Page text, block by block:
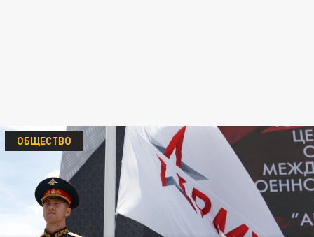
ОБЩЕСТВО